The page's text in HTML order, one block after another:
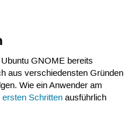
GNOME bereits
aus verschiedensten Gründen
Wie ein Anwender am
ersten Schrittenausführlich